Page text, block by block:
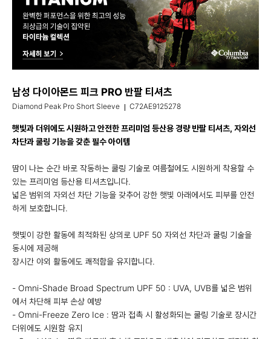
남성 다이아몬드 피크 PRO 반팔 티셔츠
Diamond Peak Pro Short Sleeve C72AE9125278
햇빛과 더위에도 시원하고 안전한 프리미엄 등산용 경량 반팔 티셔츠, 자외선
차단과 쿨링 기능을 갖춘 필수 아이템
땀이 나는 순간 바로 작동하는 쿨링 기술로 여름철에도 시원하게 착용할 수
있는 프리미엄 등산용 티셔츠입니다.
넓은 범위의 자외선 차단 기능을 갖추어 강한 햇빛 아래에서도 피부를 안전
하게 보호합니다.
햇빛이 강한 활동에 최적화된 상의로 UPF 50 자외선 차단과 쿨링 기술을
동시에 제공해
장시간 야외 활동에도 쾌적함을 유지합니다.
- Omni-Shade Broad Spectrum UPF 50 : UVA, UVB를 넓은 범위
에서 차단해 피부 손상 예방
- Omni-Freeze Zero Ice : 땀과 접촉 시 활성화되는 쿨링 기술로 장시간
더위에도 시원함 유지